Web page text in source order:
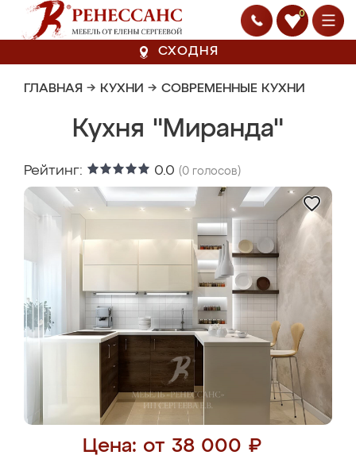
0
СХОДНЯ
ГЛАВНАЯ → КУХНИ → СОВРЕМЕННЫЕ КУХНИ
Кухня "Миранда"
Рейтинг: 0.0 (0 голосов)
Цена: от 38 000 ₽